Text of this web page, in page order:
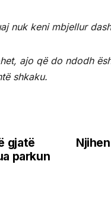
nuk keni mbjellur
ajo që do ndodh
shkaku.
gjatë
parkun